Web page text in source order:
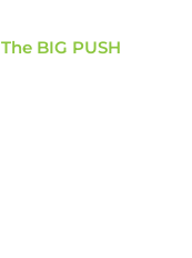
The BIG PUSH